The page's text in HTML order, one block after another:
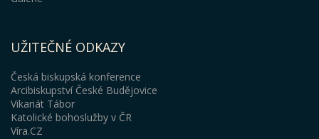
UŽITEČNÉ ODKAZY
Česká biskupská konference
Arcibiskupství České Budějovice
Vikariát Tábor
Katolické bohoslužby v ČR
Víra.CZ